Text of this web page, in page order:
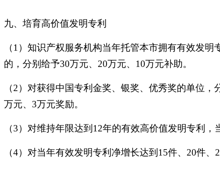
九、培育高价值发明专利
（1）知识产权服务机构当年托管本市拥有有效发
的，分别给予30万元、20万元、10万元补助。
（2）对获得中国专利金奖、银奖、优秀奖的单位
万元、3万元奖励。
（3）对维持年限达到12年的有效高价值发明专利
（4）对当年有效发明专利净增长达到15件、20件